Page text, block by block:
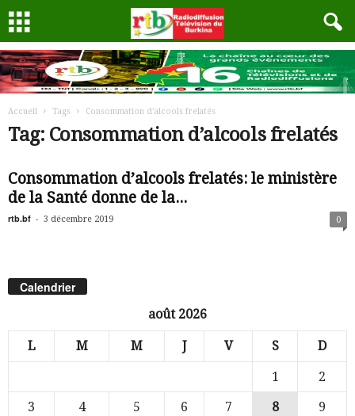
Accueil Tags Consommation d’alcools frelatés
Tag: Consommation d’alcools frelatés
Consommation d’alcools frelatés: le ministère
de la Santé donne de la...
rtb.bf - 3 décembre 2019 0
Calendrier
août 2026
L M M J V S D
1
2
3
4 5 6 7 8
9